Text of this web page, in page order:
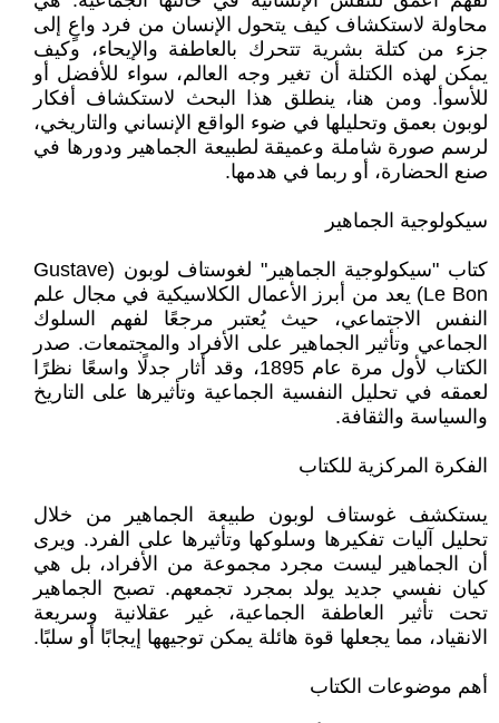
محاولة لاستكشاف كيف يتحول الإنسان من فرد واعٍ إلى
جزء من كتلة بشرية تتحرك بالعاطفة والإيحاء، وكيف
يمكن لهذه الكتلة أن تغير وجه العالم، سواء للأفضل أو
للأسوأ. ومن هنا، ينطلق هذا البحث لاستكشاف أفكار
لوبون بعمق وتحليلها في ضوء الواقع الإنساني والتاريخي،
لرسم صورة شاملة وعميقة لطبيعة الجماهير ودورها في
صنع الحضارة، أو ربما في هدمها.
سيكولوجية الجماهير
كتاب "سيكولوجية الجماهير" لغوستاف لوبون (Gustave
Le Bon) يعد من أبرز الأعمال الكلاسيكية في مجال علم
النفس الاجتماعي، حيث يُعتبر مرجعًا لفهم السلوك
الجماعي وتأثير الجماهير على الأفراد والمجتمعات. صدر
الكتاب لأول مرة عام 1895، وقد أثار جدلًا واسعًا نظرًا
لعمقه في تحليل النفسية الجماعية وتأثيرها على التاريخ
والسياسة والثقافة.
الفكرة المركزية للكتاب
يستكشف غوستاف لوبون طبيعة الجماهير من خلال
تحليل آليات تفكيرها وسلوكها وتأثيرها على الفرد. ويرى
أن الجماهير ليست مجرد مجموعة من الأفراد، بل هي
كيان نفسي جديد يولد بمجرد تجمعهم. تصبح الجماهير
تحت تأثير العاطفة الجماعية، غير عقلانية وسريعة
الانقياد، مما يجعلها قوة هائلة يمكن توجيهها إيجابًا أو سلبًا.
أهم موضوعات الكتاب